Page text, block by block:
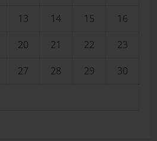
13 14 15
16
20 21 22
23
27 28 29
30